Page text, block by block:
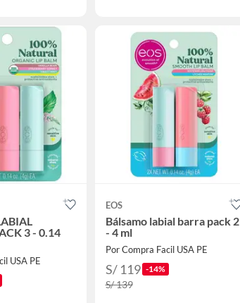
3 - 0.14
USA PE
EOS
Bálsamo labial barra pack 2
- 4 ml
Por Compra Facil USA PE
S/ 119 -14%
S/ 139